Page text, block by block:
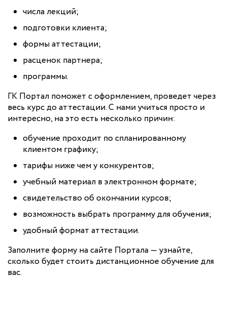
числа лекций;
подготовки клиента;
формы аттестации;
расценок партнера;
программы.
ГК Портал поможет с оформлением, проведет через
весь курс до аттестации. С нами учиться просто и
интересно, на это есть несколько причин:
обучение проходит по спланированному
клиентом графику;
тарифы ниже чем у конкурентов;
учебный материал в электронном формате;
свидетельство об окончании курсов;
возможность выбрать программу для обучения;
удобный формат аттестации.
Заполните форму на сайте Портала — узнайте,
сколько будет стоить дистанционное обучение для
вас.